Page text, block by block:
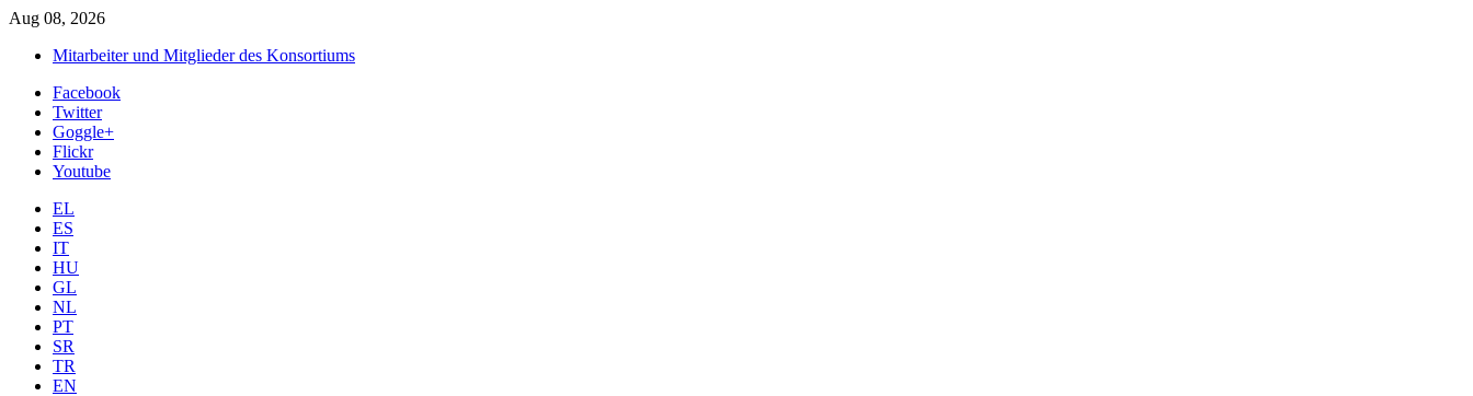
Aug 08, 2026
Mitarbeiter und Mitglieder des Konsortiums
Facebook
Twitter
Goggle+
Flickr
Youtube
EL
ES
IT
HU
GL
NL
PT
SR
TR
EN